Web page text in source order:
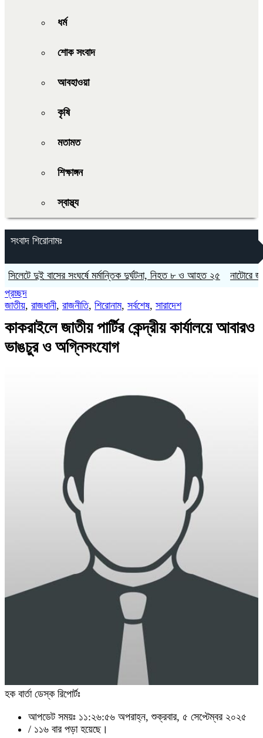
ধর্ম
শোক সংবাদ
আবহাওয়া
কৃষি
মতামত
শিক্ষাঙ্গন
স্বাস্থ্য
সংবাদ শিরোনামঃ
দুই বাসের সংঘর্ষে মর্মান্তিক দুর্ঘটনা, নিহত ৮ ও আহত ২৫ নাটোরে জাতীয়
প্রচ্ছদ
জাতীয়, রাজধানী, রাজনীতি, শিরোনাম, সর্বশেষ, সারাদেশ
কাকরাইলে জাতীয় পার্টির কেন্দ্রীয় কার্যালয়ে আবারও
ভাঙচুর ও অগ্নিসংযোগ
হক বার্তা ডেস্ক রিপোর্টঃ
আপডেট সময়ঃ ১১:২৬:৫৬ অপরাহ্ন, শুক্রবার, ৫ সেপ্টেম্বর ২০২৫
/ ১১৬ বার পড়া হয়েছে।